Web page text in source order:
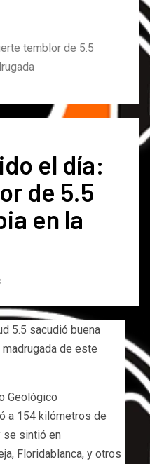
temblor de 5.5
el día:
de 5.5
en la
5.5 sacudió buena
de este
Geológico
a 154 kilómetros de
se sintió en
Floridablanca, y otros